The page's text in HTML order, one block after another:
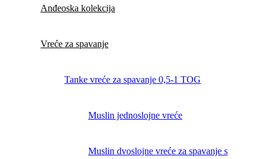
Anđeoska kolekcija
Vreće za spavanje
Tanke vreće za spavanje 0,5-1 TOG
Muslin jednoslojne vreće
Muslin dvoslojne vreće za spavanje s